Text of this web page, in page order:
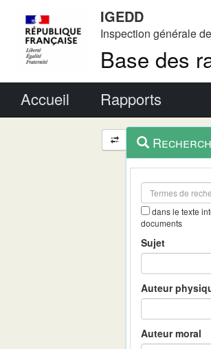
IGEDD
Inspection générale
Base des
Accueil Rapports
Navigation
et
outils
contextuel
dans le texte
documents
Sujet
Auteur
Auteur moral